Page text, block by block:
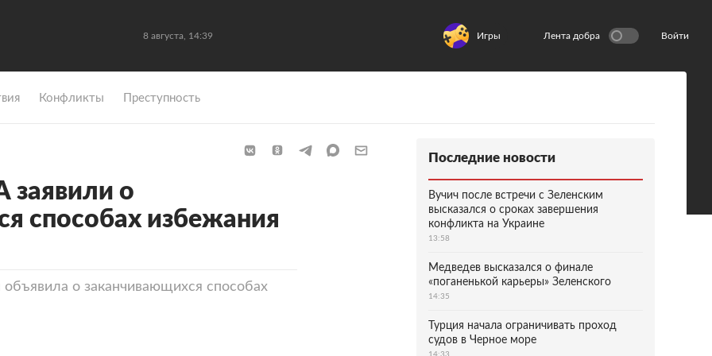
8 августа, 14:39 Игры Лента добра Войти
Конфликты Преступность
о
способах избежания
о заканчивающихся способах
Последние новости
Вучич после встречи с Зеленским
высказался о сроках завершения
конфликта на Украине
13:58
Медведев высказался о финале
«поганенькой карьеры» Зеленского
14:35
Турция начала ограничивать проход
судов в Черное море
14:33